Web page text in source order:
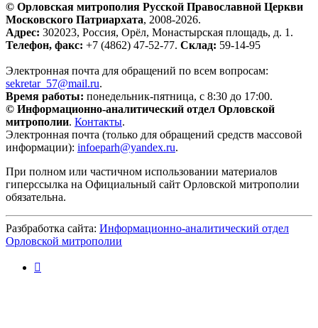
© Орловская митрополия Русской Православной Церкви
Московского Патриархата, 2008-2026.
Адрес: 302023, Россия, Орёл, Монастырская площадь, д. 1.
Телефон, факс: +7 (4862) 47-52-77. Склад: 59-14-95
Электронная почта для обращений по всем вопросам:
sekretar_57@mail.ru.
Время работы: понедельник-пятница, с 8:30 до 17:00.
© Информационно-аналитический отдел Орловской
митрополии. Контакты.
Электронная почта (только для обращений средств массовой
информации): infoeparh@yandex.ru.
При полном или частичном использовании материалов
гиперссылка на Официальный сайт Орловской митрополии
обязательна.
Разбработка сайта: Информационно-аналитический отдел
Орловской митрополии